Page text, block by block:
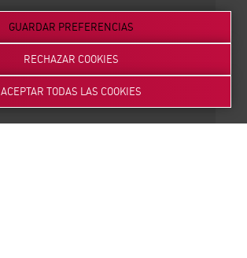
GUARDAR PREFERENCIAS
RECHAZAR COOKIES
ACEPTAR TODAS LAS COOKIES